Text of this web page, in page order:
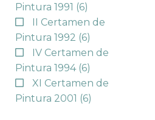
Pintura 1991 (6)
II Certamen de
Pintura 1992 (6)
IV Certamen de
Pintura 1994 (6)
XI Certamen de
Pintura 2001 (6)